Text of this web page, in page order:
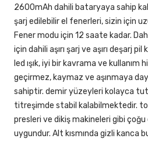
2600mAh dahili bataryaya sahip
şarj edilebilir el fenerleri, sizin için
Fener modu için 12 saate kadar.
için dahili aşırı şarj ve aşırı deşarj
led ışık, iyi bir kavrama ve kullanım
geçirmez, kaymaz ve aşınmaya
sahiptir. demir yüzeyleri kolayca
titreşimde stabil kalabilmektedir.
presleri ve dikiş makineleri gibi
uygundur. Alt kısmında gizli kanca